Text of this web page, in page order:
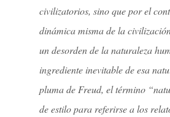
civilizatorios, sino que por el
dinámica misma de la
un desorden de la naturaleza
ingrediente inevitable de esa
pluma de Freud, el término
de estilo para referirse a los